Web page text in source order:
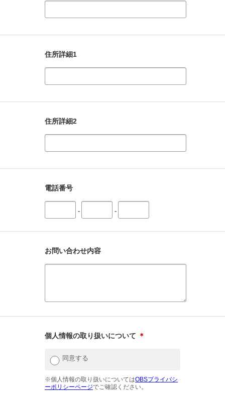
住所詳細1
住所詳細2
電話番号
- -
お問い合わせ内容
個人情報の取り扱いについて ＊
同意する
※個人情報の取り扱いについてはOBSプライバシ
ーポリシーページでご確認ください。